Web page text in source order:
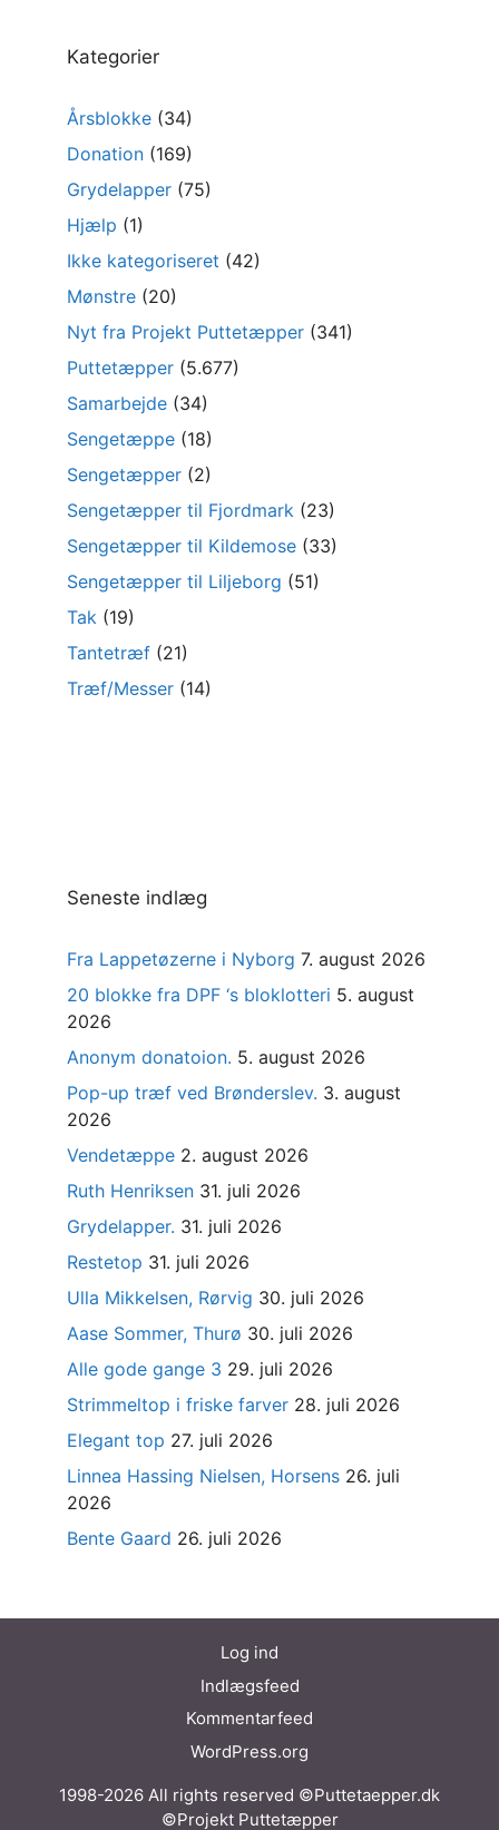
Kategorier
Årsblokke (34)
Donation (169)
Grydelapper (75)
Hjælp (1)
Ikke kategoriseret (42)
Mønstre (20)
Nyt fra Projekt Puttetæpper (341)
Puttetæpper (5.677)
Samarbejde (34)
Sengetæppe (18)
Sengetæpper (2)
Sengetæpper til Fjordmark (23)
Sengetæpper til Kildemose (33)
Sengetæpper til Liljeborg (51)
Tak (19)
Tantetræf (21)
Træf/Messer (14)
Seneste indlæg
Fra Lappetøzerne i Nyborg 7. august 2026
20 blokke fra DPF ‘s bloklotteri 5. august
2026
Anonym donatoion. 5. august 2026
Pop-up træf ved Brønderslev. 3. august
2026
Vendetæppe 2. august 2026
Ruth Henriksen 31. juli 2026
Grydelapper. 31. juli 2026
Restetop 31. juli 2026
Ulla Mikkelsen, Rørvig 30. juli 2026
Aase Sommer, Thurø 30. juli 2026
Alle gode gange 3 29. juli 2026
Strimmeltop i friske farver 28. juli 2026
Elegant top 27. juli 2026
Linnea Hassing Nielsen, Horsens 26. juli
2026
Bente Gaard 26. juli 2026
Log ind
Indlægsfeed
Kommentarfeed
WordPress.org
1998-2026 All rights reserved ©Puttetaepper.dk
©Projekt Puttetæpper